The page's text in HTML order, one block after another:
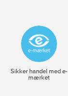
Sikker handel med e-
mærket